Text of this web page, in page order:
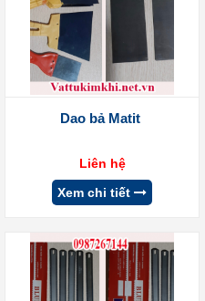
Dao bả Matit
Liên hệ
Xem chi tiết